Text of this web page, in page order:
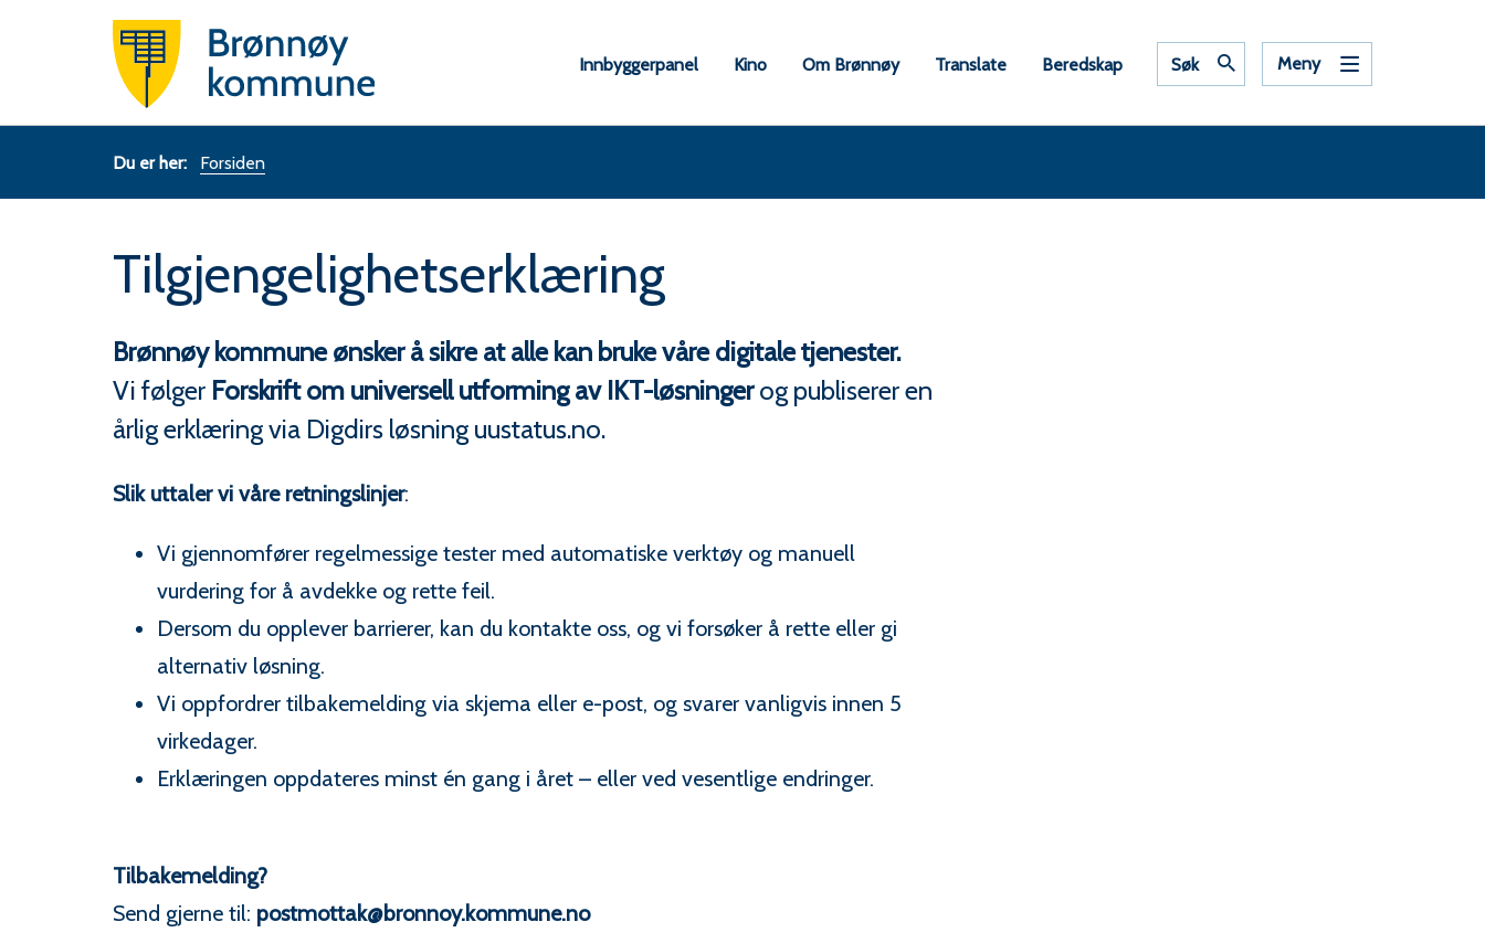
kommune
Innbyggerpanel Kino Om Brønnøy Translate Beredskap Søk Meny
Du
her:
Forsiden
Tilgjengelighetserklæring
Brønnøy kommune ønsker å sikre at alle kan bruke våre digitale tjenester.
Vi følger Forskrift om universell utforming av IKT-løsningerog publiserer en
årlig erklæring via Digdirs løsning uustatus.no.
Slik uttaler vi våre retningslinjer:
Vi gjennomfører regelmessige tester med automatiske verktøy og manuell
vurdering for å avdekke og rette feil.
Dersom du opplever barrierer, kan du kontakte oss, og vi forsøker å rette eller gi
alternativ løsning.
Vi oppfordrer tilbakemelding via skjema eller e-post, og svarer vanligvis innen 5
virkedager.
Erklæringen oppdateres minst én gang i året – eller ved vesentlige endringer.
Tilbakemelding?
Send gjerne til: postmottak@bronnoy.kommune.no